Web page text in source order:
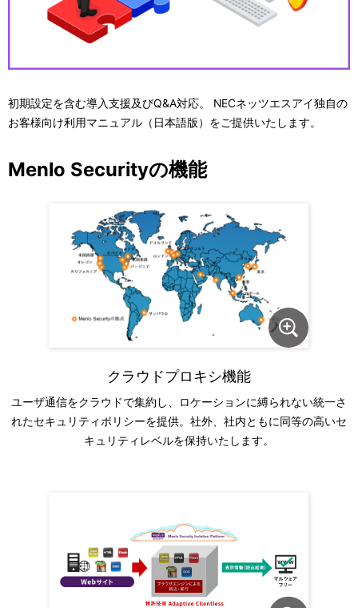
初期設定を含む導入支援及びQ&A対応。 NECネッツエスアイ独自の
お客様向け利用マニュアル（日本語版）をご提供いたします。
Menlo Securityの機能
クラウドプロキシ機能
ユーザ通信をクラウドで集約し、ロケーションに縛られない統一さ
れたセキュリティポリシーを提供。社外、社内ともに同等の高いセ
キュリティレベルを保持いたします。